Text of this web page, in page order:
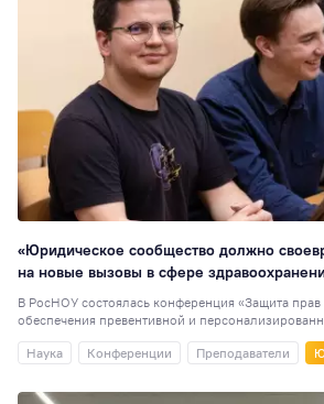
«Юридическое сообщество должно
на новые вызовы в сфере
В РосНОУ состоялась конференция «Защита прав
обеспечения превентивной и
Наука
Конференции Преподаватели